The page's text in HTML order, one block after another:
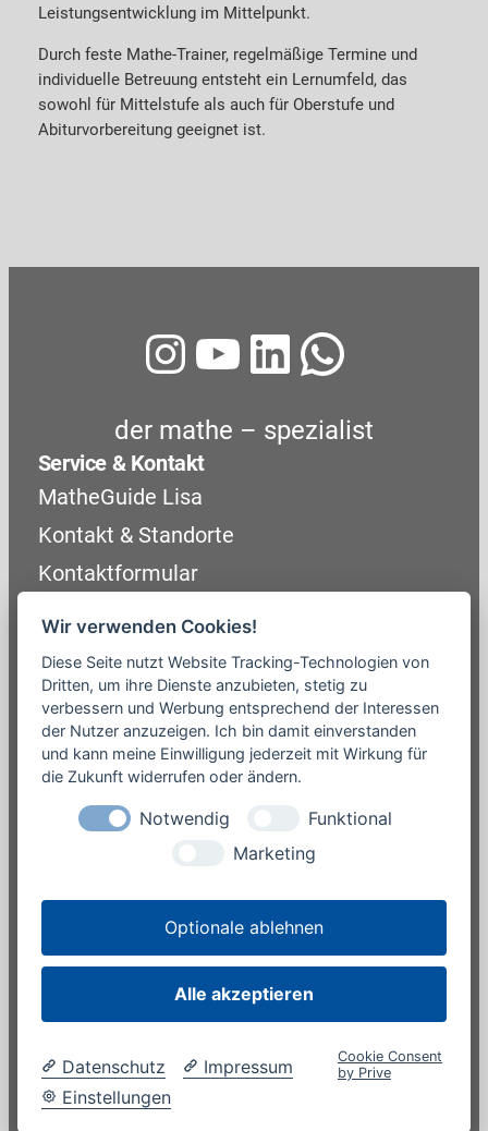
Leistungsentwicklung im Mittelpunkt.
Durch feste Mathe-Trainer, regelmäßige Termine und
individuelle Betreuung entsteht ein Lernumfeld, das
sowohl für Mittelstufe als auch für Oberstufe und
Abiturvorbereitung geeignet ist.
Instagram
YouTube
LinkedIn
der mathe – spezialist
Service & Kontakt
MatheGuide Lisa
Kontakt & Standorte
Kontaktformular
Über uns
Mathe-Trainer werden
Wissensvorsprung (Blog)
Presse / Medien
Rechtliches
Impressum
Datenschutzerklärung
Warenkorb
© der mathe – spezialist
Bielefeld · Niedernstraße 18
Hannover · Freundallee 23
Wir verwenden Cookies!
Diese Seite nutzt Website Tracking-Technologien von
Dritten, um ihre Dienste anzubieten, stetig zu
verbessern und Werbung entsprechend der Interessen
der Nutzer anzuzeigen. Ich bin damit einverstanden
und kann meine Einwilligung jederzeit mit Wirkung für
die Zukunft widerrufen oder ändern.
Notwendig
Funktional
Marketing
Optionale ablehnen
Alle akzeptieren
Datenschutz
Impressum
Einstellungen
Cookie Consent
by Prive